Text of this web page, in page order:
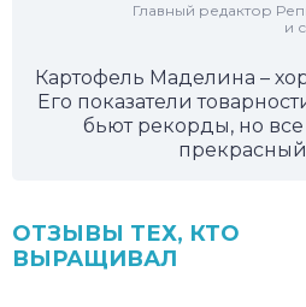
Главный редактор
и
Картофель Маделина –
Его показатели
бьют рекорды, но
прекрасный
ОТЗЫВЫ ТЕХ, КТО
ВЫРАЩИВАЛ